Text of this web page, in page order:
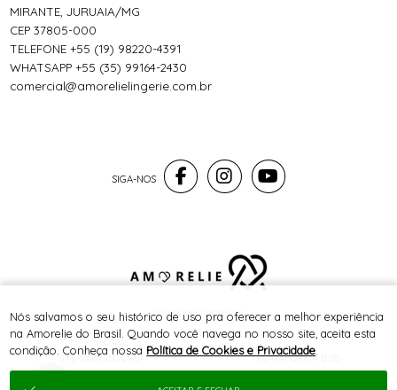
SITE 100% SEGURO PLATAFORMA B2B
MIRANTE, JURUAIA/MG
CEP 37805-000
TELEFONE +55 (19) 98220-4391
WHATSAPP +55 (35) 99164-2430
comercial@amorelielingerie.com.br
® TODOS DIREITOS RESERVADOS
Nós salvamos o seu histórico de uso pra oferecer a melhor experiência
na Amorelie do Brasil. Quando você navega no nosso site, aceita esta
condição. Conheça nossa Política de Cookies e Privacidade